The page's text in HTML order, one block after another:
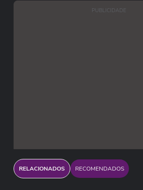
Rainha da Sofrência.PUBLICIDADE
RELACIONADOS RECOMENDADOS